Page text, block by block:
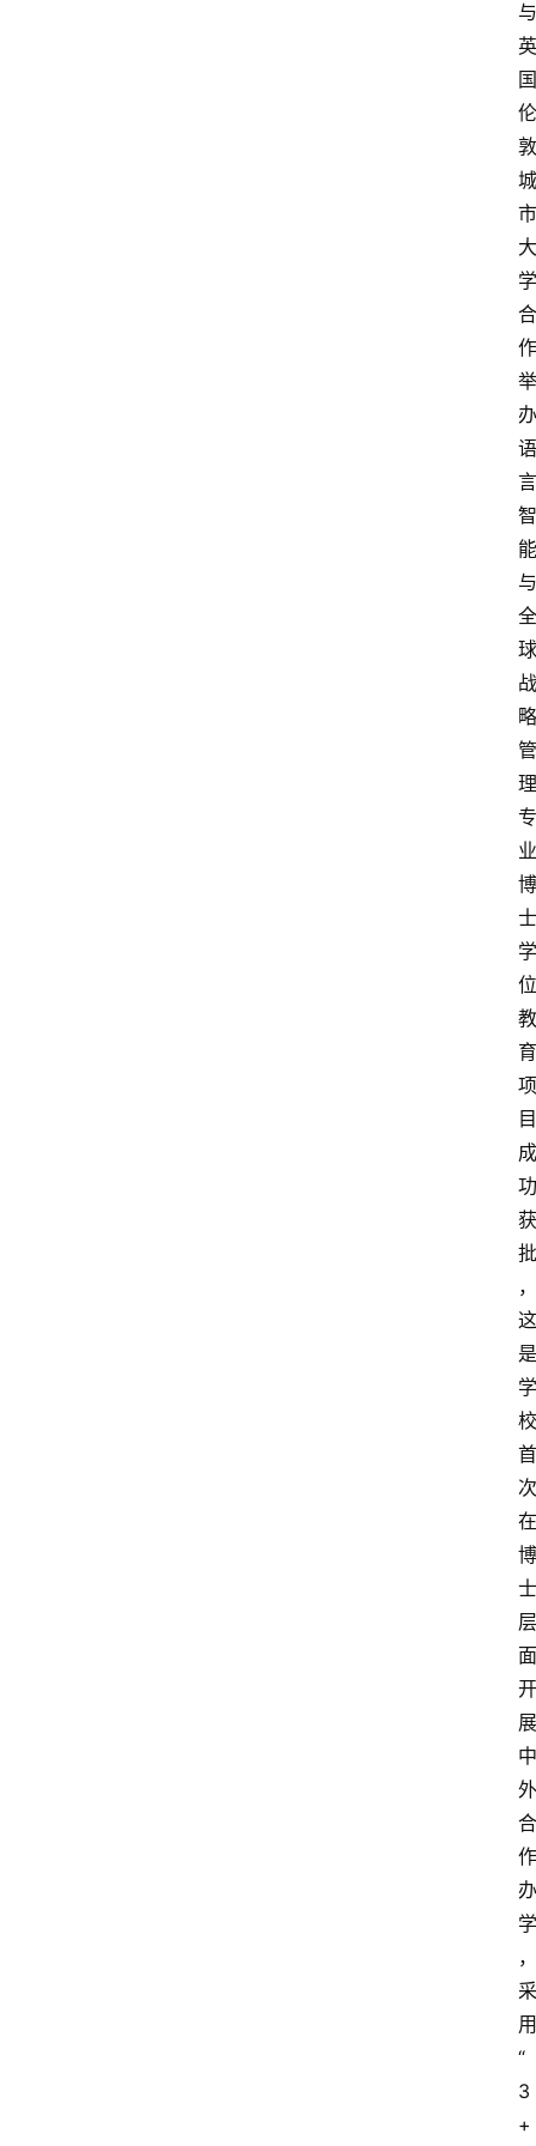
与
英
国
伦
敦
城
市
大
学
合
作
举
办
语
言
智
能
与
全
球
战
略
管
理
专
业
博
士
学
位
教
育
项
目
成
功
获
批
，
这
是
学
校
首
次
在
博
士
层
面
开
展
中
外
合
作
办
学
，
采
用
“
3
+